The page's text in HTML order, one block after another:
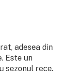
adesea din
Este un
sezonul rece.